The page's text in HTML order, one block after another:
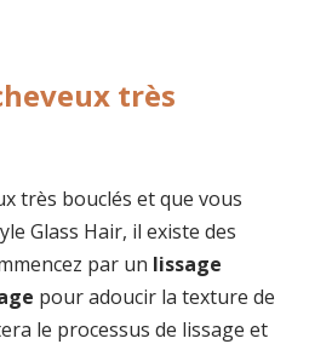
très
très bouclés et que vous
Glass Hair, il existe des
par un lissage
pour adoucir la texture de
le processus de lissage et